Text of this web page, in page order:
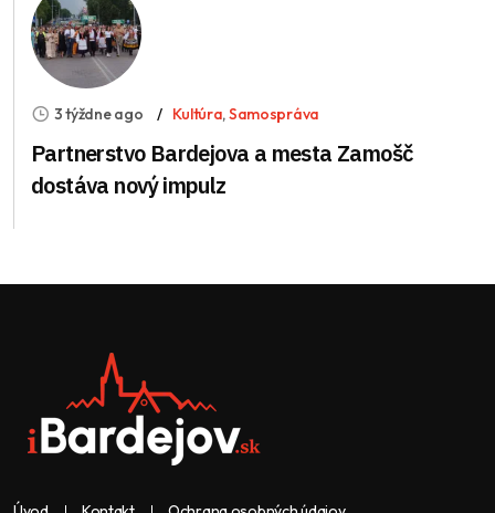
3 týždne ago Kultúra,Samospráva
Partnerstvo Bardejova a mesta Zamošč
dostáva nový impulz